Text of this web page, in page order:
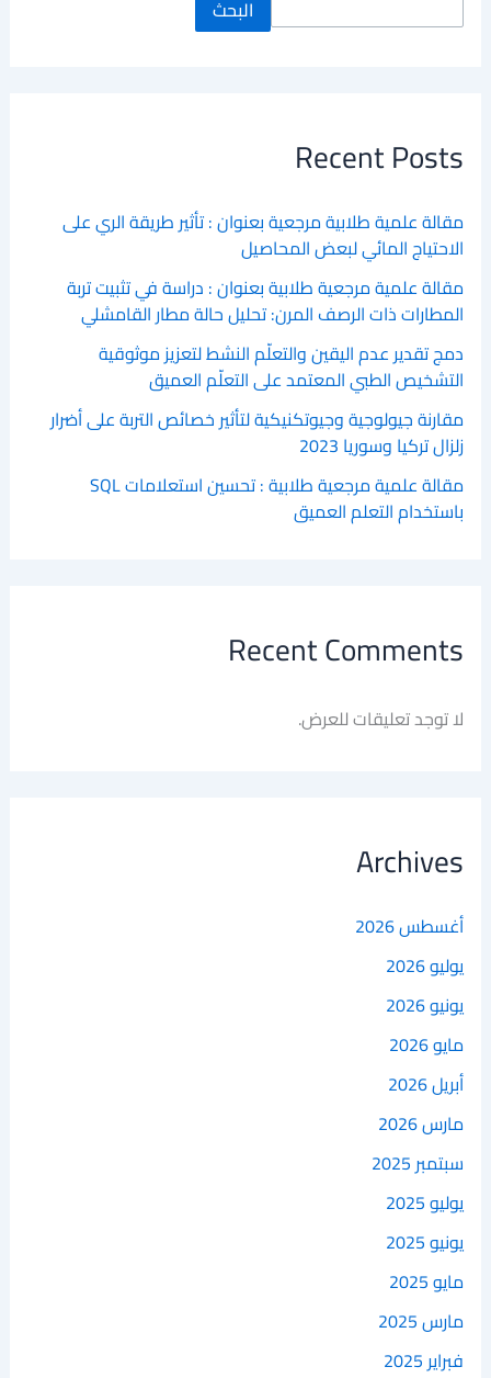
البحث
Recent Posts
مقالة علمية طلابية مرجعية بعنوان : تأثير طريقة الري على
الاحتياج المائي لبعض المحاصيل
مقالة علمية مرجعية طلابية بعنوان : دراسة في تثبيت تربة
المطارات ذات الرصف المرن: تحليل حالة مطار القامشلي
دمج تقدير عدم اليقين والتعلّم النشط لتعزيز موثوقية
التشخيص الطبي المعتمد على التعلّم العميق
مقارنة جيولوجية وجيوتكنيكية لتأثير خصائص التربة على أضرار
زلزال تركيا وسوريا 2023
مقالة علمية مرجعية طلابية : تحسين استعلامات SQL
باستخدام التعلم العميق
Recent Comments
لا توجد تعليقات للعرض.
Archives
أغسطس 2026
يوليو 2026
يونيو 2026
مايو 2026
أبريل 2026
مارس 2026
سبتمبر 2025
يوليو 2025
يونيو 2025
مايو 2025
مارس 2025
فبراير 2025